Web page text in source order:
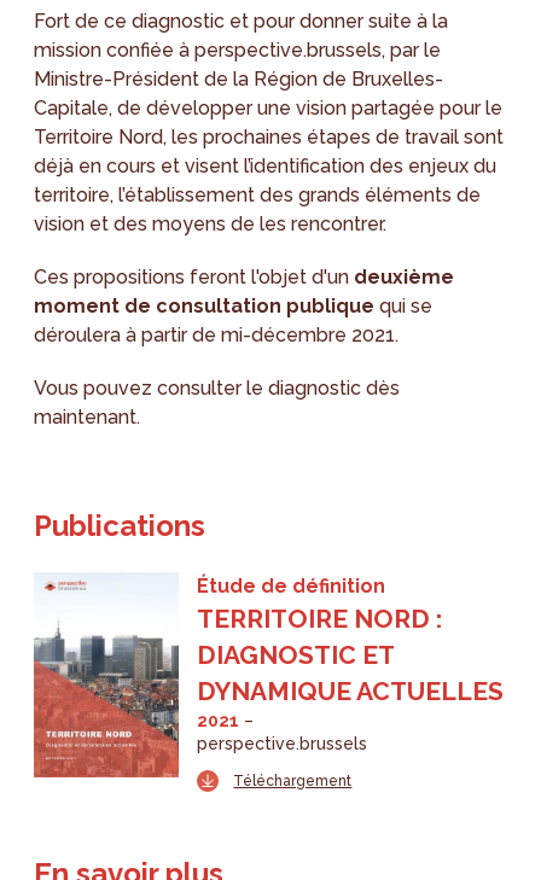
Fort de ce diagnostic et pour donner suite à la
mission confiée à perspective.brussels, par le
Ministre-Président de la Région de Bruxelles-
Capitale, de développer une vision partagée pour le
Territoire Nord, les prochaines étapes de travail sont
déjà en cours et visent l’identification des enjeux du
territoire, l’établissement des grands éléments de
vision et des moyens de les rencontrer.
Ces propositions feront l'objet d'un deuxième
moment de consultation publique qui se
déroulera à partir de mi-décembre 2021.
Vous pouvez consulter le diagnostic dès
maintenant.
Publications
Étude de définition
TERRITOIRE NORD :
DIAGNOSTIC ET
DYNAMIQUE ACTUELLES
2021
perspective.brussels
Téléchargement